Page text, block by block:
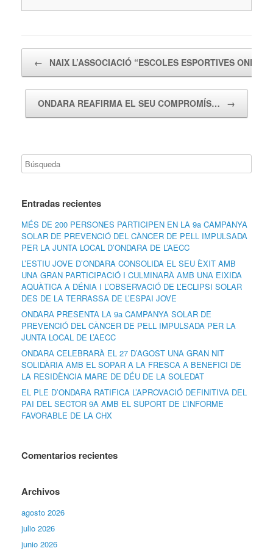
← NAIX L’ASSOCIACIÓ “ESCOLES ESPORTIVES
ONDARA REAFIRMA EL SEU COMPROMÍS… →
Entradas recientes
MÉS DE 200 PERSONES PARTICIPEN EN LA 9a CAMPANYA
SOLAR DE PREVENCIÓ DEL CÀNCER DE PELL IMPULSADA
PER LA JUNTA LOCAL D’ONDARA DE L’AECC
L’ESTIU JOVE D’ONDARA CONSOLIDA EL SEU ÈXIT AMB
UNA GRAN PARTICIPACIÓ I CULMINARÀ AMB UNA EIXIDA
AQUÀTICA A DÉNIA I L’OBSERVACIÓ DE L’ECLIPSI SOLAR
DES DE LA TERRASSA DE L’ESPAI JOVE
ONDARA PRESENTA LA 9a CAMPANYA SOLAR DE
PREVENCIÓ DEL CÀNCER DE PELL IMPULSADA PER LA
JUNTA LOCAL DE L’AECC
ONDARA CELEBRARÀ EL 27 D’AGOST UNA GRAN NIT
SOLIDÀRIA AMB EL SOPAR A LA FRESCA A BENEFICI DE
LA RESIDÈNCIA MARE DE DÉU DE LA SOLEDAT
EL PLE D’ONDARA RATIFICA L’APROVACIÓ DEFINITIVA DEL
PAI DEL SECTOR 9A AMB EL SUPORT DE L’INFORME
FAVORABLE DE LA CHX
Comentarios recientes
Archivos
agosto 2026
julio 2026
junio 2026